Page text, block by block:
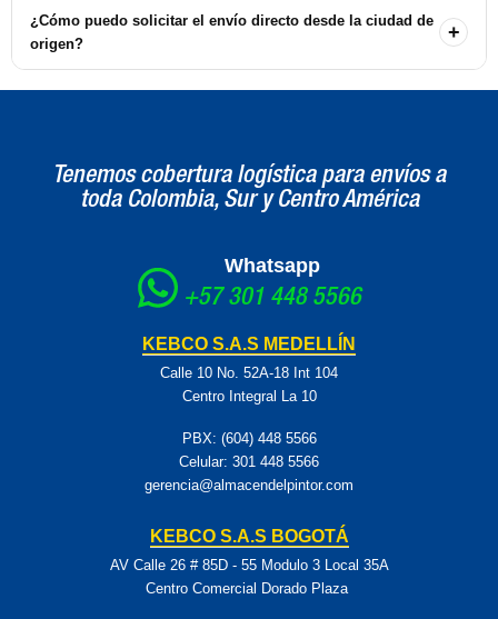
La dureza de la granalla de acero, que puede variar entre 40 y 68
HRC, influye en su capacidad para limpiar superficies y en la
rapidez del proceso de granallado.
¿Cómo puedo solicitar el envío directo desde la ciudad de
origen?
+
Para solicitar el envío directo, debe comunicarse con nuestras
Tenemos cobertura logística para envíos a
toda Colombia, Sur y Centro América
Whatsapp
+57 301 448 5566
KEBCO S.A.S MEDELLÍN
Calle 10 No. 52A-18 Int 104
Centro Integral La 10
PBX: (604) 448 5566
Celular: 301 448 5566
gerencia@almacendelpintor.com
KEBCO S.A.S BOGOTÁ
AV Calle 26 # 85D - 55 Modulo 3 Local 35A
Centro Comercial Dorado Plaza